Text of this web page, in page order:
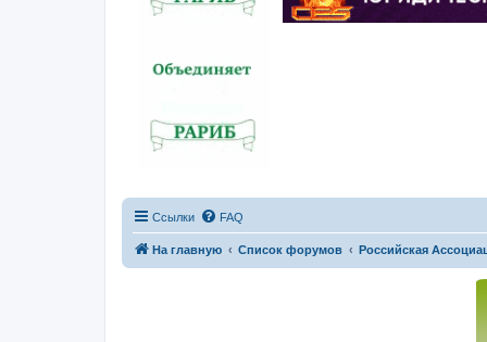
Ссылки FAQ
На главную Список форумов Российская